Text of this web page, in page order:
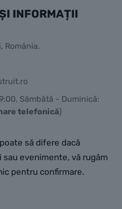
INFORMAȚII
România.
Sâmbătă - Duminică:
telefonică)
să difere dacă
evenimente, vă rugăm
pentru confirmare.